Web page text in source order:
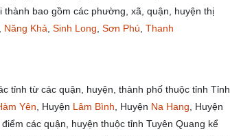
bao gồm các phường, xã, quận, huyện thị
Năng Khả Sinh Long Sơn Phú Thanh
tỉnh từ các quận, huyện, thành phố thuộc tỉnh Tỉnh
Yên , Huyện Lâm Bình , Huyện Na Hang , Huyện
các quận, huyện thuộc tỉnh Tuyên Quang kể